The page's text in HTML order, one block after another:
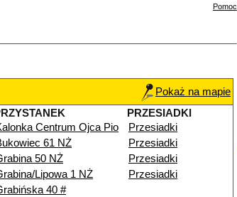
Pomoc
Pokaż na mapie
PRZESIADKI
Centrum Ojca Pio
Przesiadki
61 NŻ
Przesiadki
50 NŻ
Przesiadki
Lipowa 1 NŻ
Przesiadki
40 #